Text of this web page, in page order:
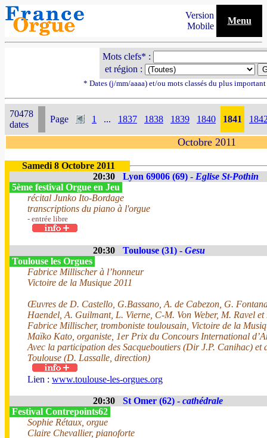
Version
Mobile
Menu
Mots clefs* :
et région :
* Dates (j/mm/aaaa) et/ou mots classés du plus
70478
dates
Page 1 ... 1837 1838 1839 1840 1841
Octobre 2011
Samedi 8 Octobre 2011
20:30
Lyon 69006 (69) - Eglise St-Pothin
5ème festival Orgue en Jeu
récital Junko Ito-Bordage
transcriptions du piano à l'orgue
- entrée libre
20:30 Toulouse (31) - Gesu
Toulouse les Orgues
Fabrice Millischer à l’honneur
Victoire de la Musique 2011
Œuvres de D. Castello, G.Bassano, A. de Cabezon, G.
Haendel, A. Guilmant, L. Vierne, C-M. Von Weber, M. Ravel
Fabrice Millischer, tromboniste toulousain, Victoire de la
Maïko Kato, organiste, 1er Prix du Concours International
Avec la participation des Sacqueboutiers (Dir J.P. Canihac) et
Toulouse (D. Lassalle, direction)
Lien : www.toulouse-les-orgues.org
20:30 St Omer (62) - cathédrale
Festival Contrepoints62
Sophie Rétaux, orgue
Claire Chevallier, pianoforte